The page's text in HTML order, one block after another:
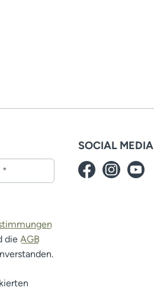
die AGB
SOCIAL MEDIA